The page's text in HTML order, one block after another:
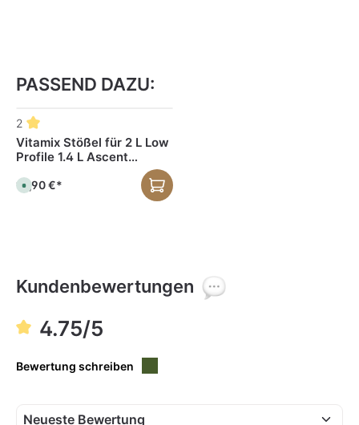
PASSEND DAZU:
Produktgalerie überspringen
Vitamix Stößel für 2 L Low
Profile 1.4 L Ascent
2
S
o
ü
g
r
f
i
16,90 €*
Kundenbewertungen
4.75/5
Bewertung schreiben